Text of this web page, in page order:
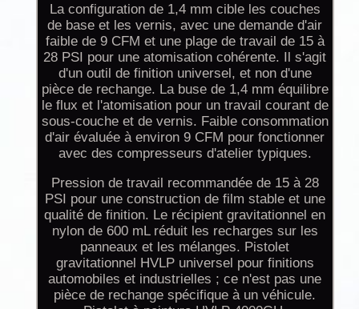
La configuration de 1,4 mm cible les couches
de base et les vernis, avec une demande d'air
faible de 9 CFM et une plage de travail de 15 à
28 PSI pour une atomisation cohérente. Il s'agit
d'un outil de finition universel, et non d'une
pièce de rechange. La buse de 1,4 mm équilibre
le flux et l'atomisation pour un travail courant de
sous-couche et de vernis. Faible consommation
d'air évaluée à environ 9 CFM pour fonctionner
avec des compresseurs d'atelier typiques.
Pression de travail recommandée de 15 à 28
PSI pour une construction de film stable et une
qualité de finition. Le récipient gravitationnel en
nylon de 600 mL réduit les recharges sur les
panneaux et les mélanges. Pistolet
gravitationnel HVLP universel pour finitions
automobiles et industrielles ; ce n'est pas une
pièce de rechange spécifique à un véhicule.